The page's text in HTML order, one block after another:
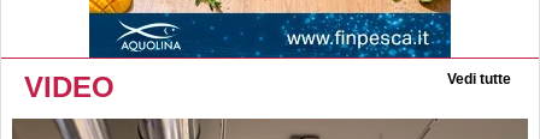
VIDEO Vedi tutte